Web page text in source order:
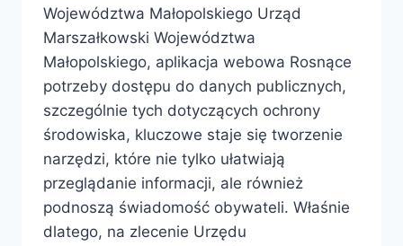
Województwa Małopolskiego Urząd
Marszałkowski Województwa
Małopolskiego, aplikacja webowa Rosnące
potrzeby dostępu do danych publicznych,
szczególnie tych dotyczących ochrony
środowiska, kluczowe staje się tworzenie
narzędzi, które nie tylko ułatwiają
przeglądanie informacji, ale również
podnoszą świadomość obywateli. Właśnie
dlatego, na zlecenie Urzędu